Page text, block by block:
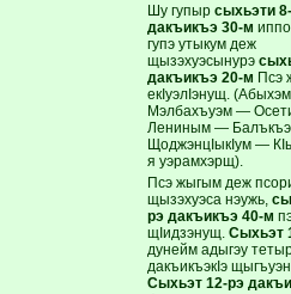
Шу гупыр сыхьэти
дакъикъэ 30-м
гупэ утыкум деж
щызэхуэсынурэ
дакъикъэ 20-м Псэ
екIуэлIэнущ. (Абыхэм
Мэлбахъуэм —
Лениным —
ЩоджэнцIыкIум —
я уэрамхэрщ).
Псэ жыгым деж
щызэхуэса нэужь,
рэ дакъикъэ 40-м
щIидзэнущ. Сыхьэт
дунейм адыгэу
дакъикъэкIэ
Сыхьэт 12-рэ